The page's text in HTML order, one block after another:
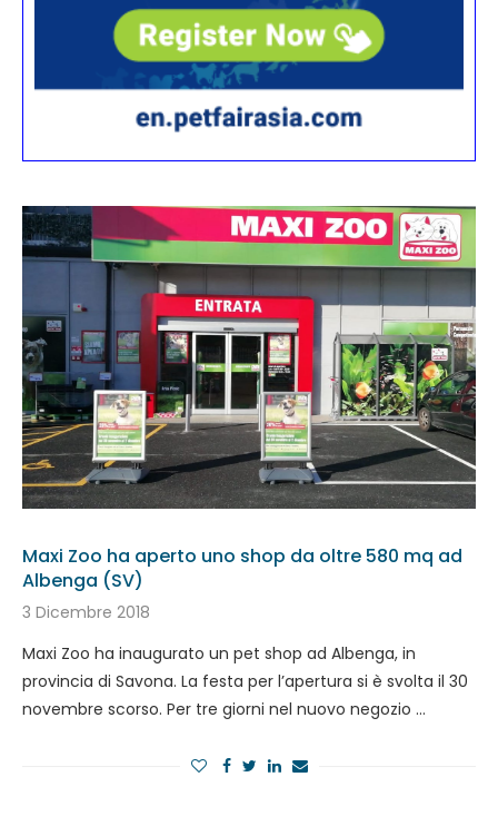
Maxi Zoo ha aperto uno shop da oltre 580 mq ad
Albenga (SV)
3 Dicembre 2018
Maxi Zoo ha inaugurato un pet shop ad Albenga, in
provincia di Savona. La festa per l’apertura si è svolta il 30
novembre scorso. Per tre giorni nel nuovo negozio …